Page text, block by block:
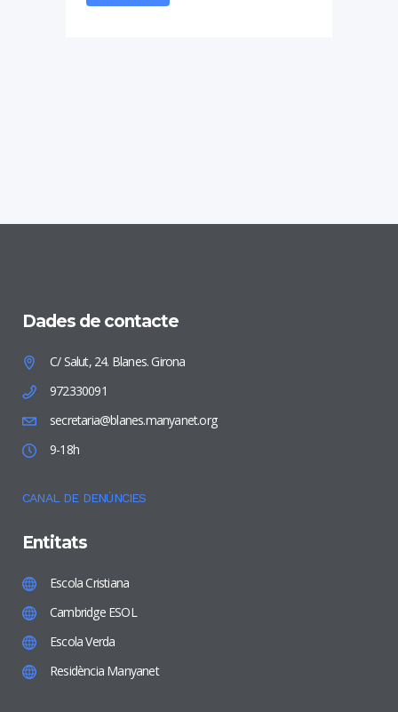
Dades de contacte
C/ Salut, 24. Blanes. Girona
972330091
secretaria@blanes.manyanet.org
9-18h
CANAL DE DENÚNCIES
Entitats
Escola Cristiana
Cambridge ESOL
Escola Verda
Residència Manyanet